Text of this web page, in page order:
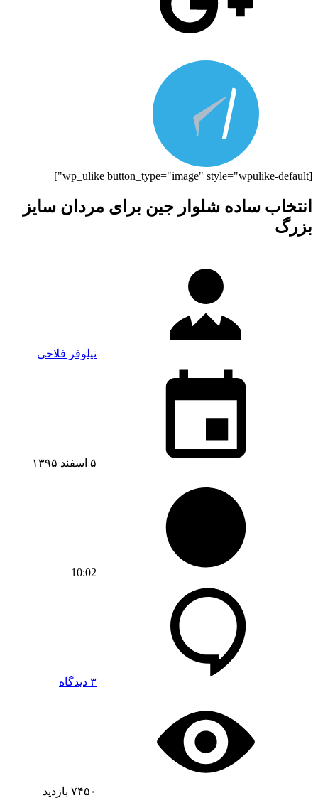
[wp_ulike button_type="image" style="wpulike-default"]
انتخاب ساده شلوار جین برای مردان سایز
بزرگ
نیلوفر فلاحی
۵ اسفند ۱۳۹۵
10:02
۳ دیدگاه
۷۴۵۰ بازدید